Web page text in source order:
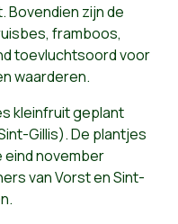
Bovendien zijn de
framboos,
toevluchtsoord voor
waarderen.
kleinfruit geplant
Gillis). De plantjes
eind november
van Vorst en Sint-